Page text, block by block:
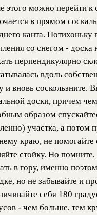
этого можно перейти
в прямом
канта. Потихоньку
со снегом - доска
перпендикулярно
вдоль
и вновь соскользните.
доски, причем
образом
участка, а потом
краю, не помогайте
стойку. Но
в гору, именно
но не забывайте и
себя 180
- чем больше, тем